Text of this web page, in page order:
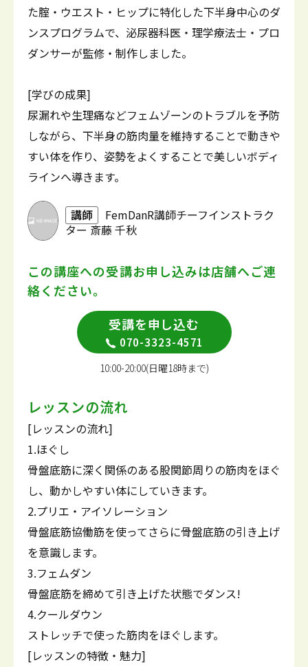
た腟・ウエスト・ヒップに特化した下半身中心のダ
ンスプログラムで、泌尿器科医・理学療法士・プロ
ダンサーが監修・制作しました。
[学びの成果]
尿漏れや生理痛などフェムゾーンのトラブルを予防
しながら、下半身の筋肉量を維持することで動きや
すい体を作り、姿勢をよくすることで美しいボディ
ラインへ導きます。
講師
FemDanR講師チーフインストラク
ター 斎藤 千秋
この講座への受講お申し込みは店舗へご連
絡ください。
受講を申し込む
070-3323-4571
10:00-20:00(日曜18時まで)
レッスンの流れ
[レッスンの流れ]
1.ほぐし
骨盤底筋に深く関係のある股関節周りの筋肉をほぐ
し、動かしやすい体にしていきます。
2.プリエ・アイソレーション
骨盤底筋協働筋を使ってさらに骨盤底筋の引き上げ
を意識します。
3.フェムダン
骨盤底筋を締めて引き上げた状態でダンス!
4.クールダウン
ストレッチで使った筋肉をほぐします。
[レッスンの特徴・魅力]